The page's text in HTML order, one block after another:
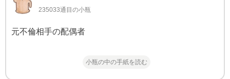
235033通目の小瓶
元不倫相手の配偶者
小瓶の中の手紙を読む